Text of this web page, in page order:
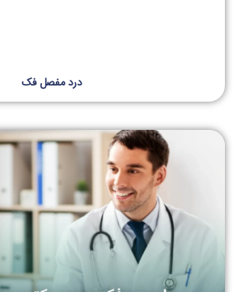
درد مفصل فک